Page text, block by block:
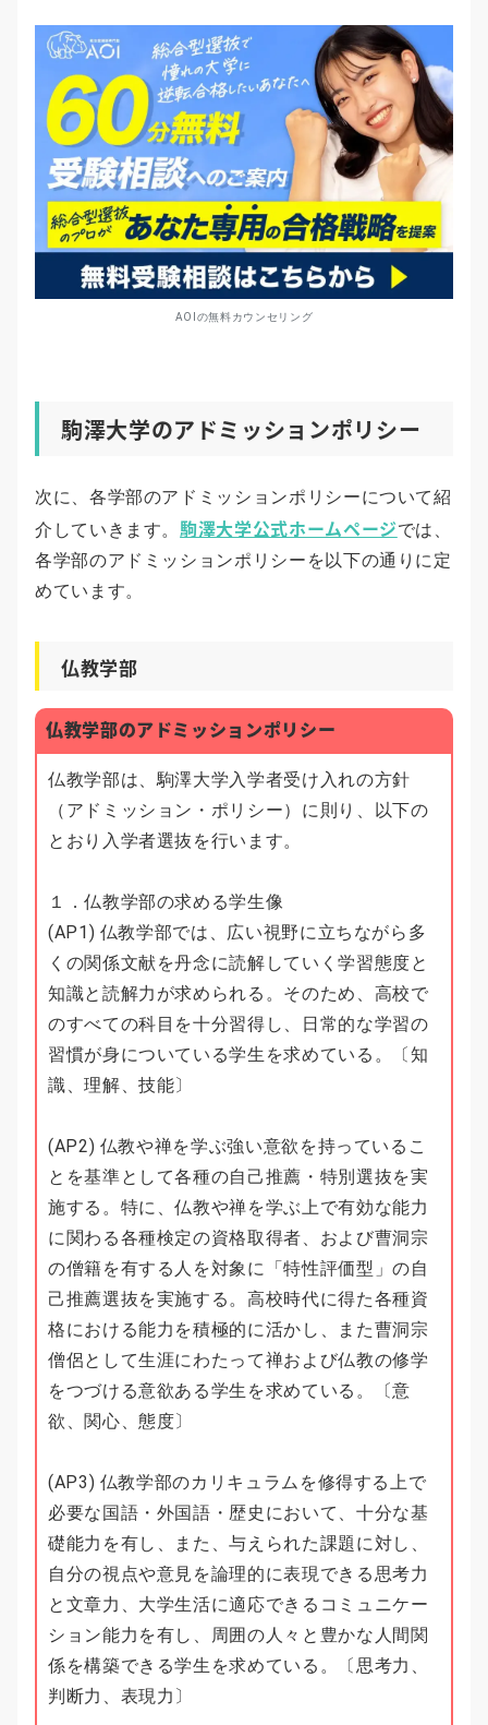
AOIの無料カウンセリング
駒澤大学のアドミッションポリシー
次に、各学部のアドミッションポリシーについて紹
介していきます。駒澤大学公式ホームページでは、
各学部のアドミッションポリシーを以下の通りに定
めています。
仏教学部
仏教学部のアドミッションポリシー
仏教学部は、駒澤大学入学者受け入れの方針
（アドミッション・ポリシー）に則り、以下の
とおり入学者選抜を行います。
１．仏教学部の求める学生像
(AP1) 仏教学部では、広い視野に立ちながら多
くの関係文献を丹念に読解していく学習態度と
知識と読解力が求められる。そのため、高校で
のすべての科目を十分習得し、日常的な学習の
習慣が身についている学生を求めている。〔知
識、理解、技能〕
(AP2) 仏教や禅を学ぶ強い意欲を持っているこ
とを基準として各種の自己推薦・特別選抜を実
施する。特に、仏教や禅を学ぶ上で有効な能力
に関わる各種検定の資格取得者、および曹洞宗
の僧籍を有する人を対象に「特性評価型」の自
己推薦選抜を実施する。高校時代に得た各種資
格における能力を積極的に活かし、また曹洞宗
僧侶として生涯にわたって禅および仏教の修学
をつづける意欲ある学生を求めている。〔意
欲、関心、態度〕
(AP3) 仏教学部のカリキュラムを修得する上で
必要な国語・外国語・歴史において、十分な基
礎能力を有し、また、与えられた課題に対し、
自分の視点や意見を論理的に表現できる思考力
と文章力、大学生活に適応できるコミュニケー
ション能力を有し、周囲の人々と豊かな人間関
係を構築できる学生を求めている。〔思考力、
判断力、表現力〕